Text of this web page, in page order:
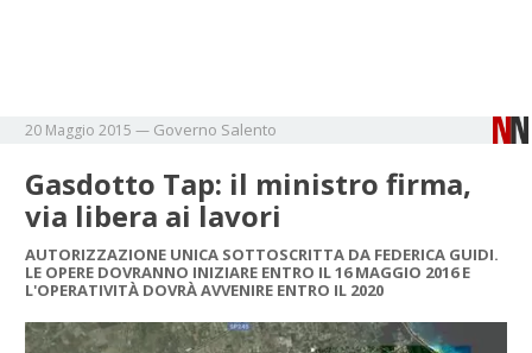
20 Maggio 2015 — Governo Salento
Gasdotto Tap: il ministro firma,
via libera ai lavori
AUTORIZZAZIONE UNICA SOTTOSCRITTA DA FEDERICA GUIDI.
LE OPERE DOVRANNO INIZIARE ENTRO IL 16 MAGGIO 2016 E
L'OPERATIVITÀ DOVRÀ AVVENIRE ENTRO IL 2020